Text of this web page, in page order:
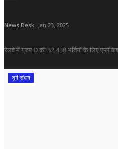
News Desk Jan 23, 2025
रेलवे में ग्रुप D की 32,438 भर्तियों के लिए
दुर्ग संभाग